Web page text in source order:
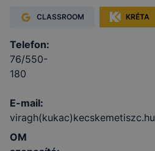
CLASSROOM KRÉTA
Telefon:
76/550-
180
E-mail:
viragh(kukac)kecskemetiszc.hu
OM